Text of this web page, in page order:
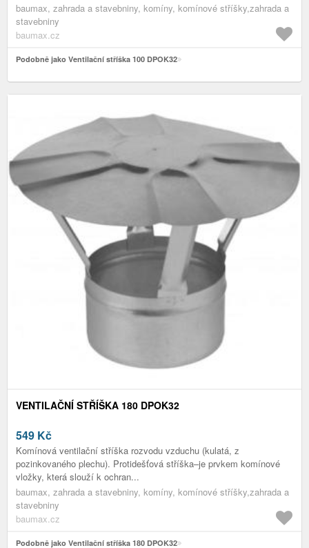
baumax, zahrada a stavebniny, komíny, komínové stříšky,zahrada a
stavebniny
baumax.cz
Podobně jako Ventilační stříška 100 DPOK32
VENTILAČNÍ STŘÍŠKA 180 DPOK32
549 Kč
Komínová ventilační stříška rozvodu vzduchu (kulatá, z
pozinkovaného plechu). Protidešťová stříška–je prvkem komínové
vložky, která slouží k ochran...
baumax, zahrada a stavebniny, komíny, komínové stříšky,zahrada a
stavebniny
baumax.cz
Podobně jako Ventilační stříška 180 DPOK32